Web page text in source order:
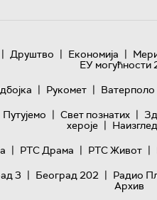
| Друштво | Економија |
ЕУ могућности
| Рукомет | Ватерполо
Путујемо | Свет познатих |
хероје |
| РТС Драма | РТС Живот |
3 | Београд 202 | Радио
Архив